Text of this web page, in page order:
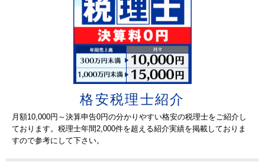
中央区でITシステム開発の仕事をしている法人で
す。今までお願いしていました先生ができなくな
り、新しい先生を探しています。
盛岡市で看板業をしている法人です。現在お願い
している先生より、来月から値上がりの為新しい
先生を探しています。
税理士 東京都
千代田区で建設業を経営している法人です。お願
いしてます事務所様がご担当の入れ替わりが激し
くご相談もしにくい先生です。ですので、変更さ
せて頂きたいので税理士の先生を探しています。
格安税理士紹介
月額10,000円～決算申告0円の分かりやすい格安の税理士をご紹介し
ております。税理士年間2,000件を超える紹介実績を掲載しておりま
すので参考にして下さい。